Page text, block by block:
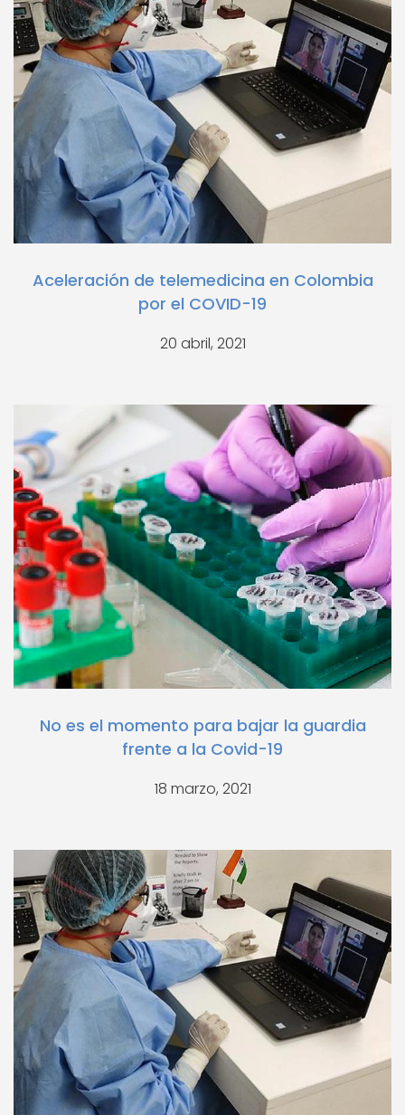
Aceleración de telemedicina en Colombia
por el COVID-19
20 abril, 2021
No es el momento para bajar la guardia
frente a la Covid-19
18 marzo, 2021